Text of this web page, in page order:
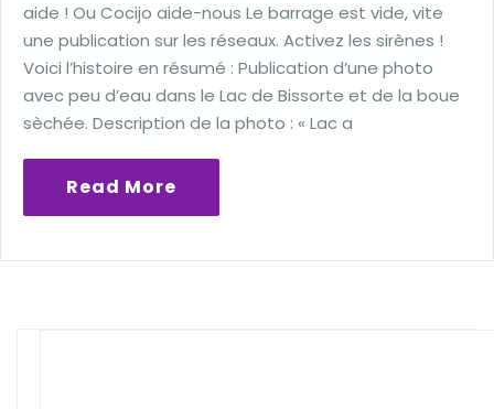
aide ! Ou Cocijo aide-nous Le barrage est vide, vite
une publication sur les réseaux. Activez les sirènes !
Voici l’histoire en résumé : Publication d’une photo
avec peu d’eau dans le Lac de Bissorte et de la boue
sèchée. Description de la photo : « Lac a
Read More